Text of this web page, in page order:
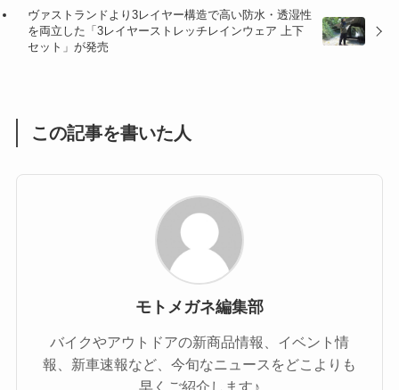
(1)
ヴァストランドより3レイヤー構造で高い防水・透湿性
を両立した「3レイヤーストレッチレインウェア 上下
セット」が発売
この記事を書いた人
モトメガネ編集部
バイクやアウトドアの新商品情報、イベント情
報、新車速報など、今旬なニュースをどこよりも
早くご紹介します♪